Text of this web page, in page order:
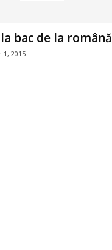
bac de la română
1, 2015